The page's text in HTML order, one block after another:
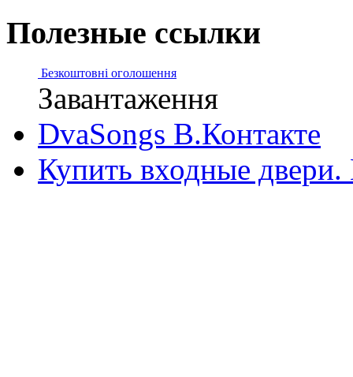
Полезные ссылки
Безкоштовні оголошення
Завантаження
DvaSongs В.Контакте
Купить входные двери.